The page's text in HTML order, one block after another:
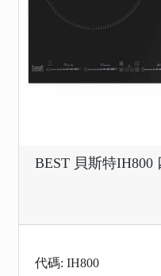
BEST 貝斯特IH800
代碼: IH800